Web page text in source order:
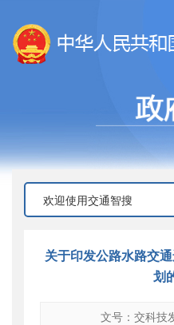
关于印发公路水路交
划
文号：交科技